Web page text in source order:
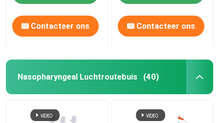
Contacteer ons
LMA Medische
InstrumentDual
Contacteer ons
Nasopharyngeal Luchtroutebuis (40)